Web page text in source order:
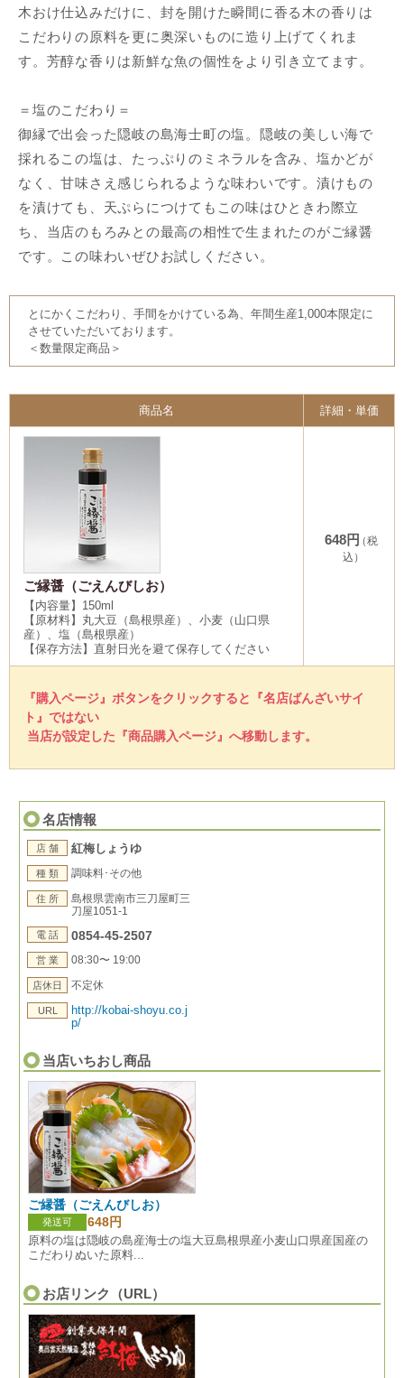
名店情報
店 舗 紅梅しょうゆ
種 類 調味料･その他
住 所
島根県雲南市三刀屋町三
刀屋1051-1
電 話 0854-45-2507
営 業 08:30〜 19:00
店休日 不定休
URL
http://kobai-shoyu.co.j
p/
当店いちおし商品
ご縁醤（ごえんびしお）
発送可 648円
原料の塩は隠岐の島産海士の塩大豆島根県産小麦山口県産国産の
こだわりぬいた原料...
お店リンク（URL）
木おけ仕込みだけに、封を開けた瞬間に香る木の香りは
こだわりの原料を更に奥深いものに造り上げてくれま
す。芳醇な香りは新鮮な魚の個性をより引き立てます。
＝塩のこだわり＝
御縁で出会った隠岐の島海士町の塩。隠岐の美しい海で
採れるこの塩は、たっぷりのミネラルを含み、塩かどが
なく、甘味さえ感じられるような味わいです。漬けもの
を漬けても、天ぷらにつけてもこの味はひときわ際立
ち、当店のもろみとの最高の相性で生まれたのがご縁醤
です。この味わいぜひお試しください。
とにかくこだわり、手間をかけている為、年間生産1,000本限定に
させていただいております。
＜数量限定商品＞
商品名 詳細・単価
ご縁醤（ごえんびしお）
【内容量】150ml
【原材料】丸大豆（島根県産）、小麦（山口県
産）、塩（島根県産）
【保存方法】直射日光を避て保存してください
648円（税
込）
『購入ページ』ボタンをクリックすると『名店ばんざいサイ
ト』ではない
当店が設定した『商品購入ページ』へ移動します。